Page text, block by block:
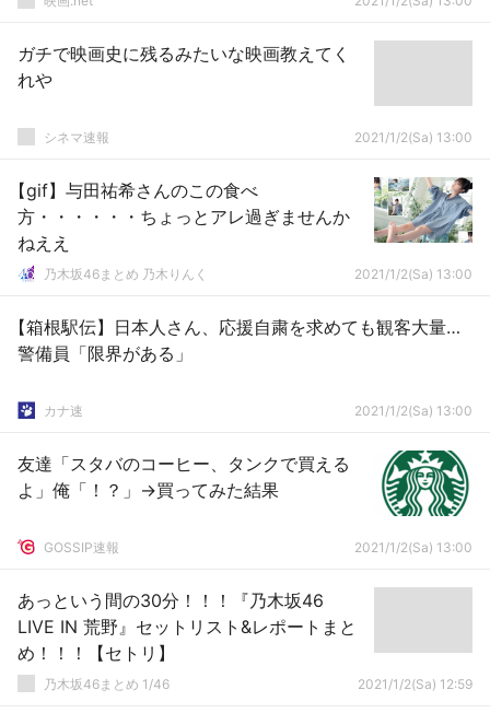
ガチで映画史に残るみたいな映画教えてく
れや
シネマ速報 2021/1/2(Sa) 13:00
【gif】与田祐希さんのこの食べ
方・・・・・・ちょっとアレ過ぎませんか
ねええ
乃木坂46まとめ 乃木りんく 2021/1/2(Sa) 13:00
【箱根駅伝】日本人さん、応援自粛を求めても観客大量…
警備員「限界がある」
カナ速 2021/1/2(Sa) 13:00
友達「スタバのコーヒー、タンクで買える
よ」俺「！？」→買ってみた結果
GOSSIP速報 2021/1/2(Sa) 13:00
あっという間の30分！！！『乃木坂46
LIVE IN 荒野』セットリスト&レポートまと
め！！！【セトリ】
乃木坂46まとめ 1/46 2021/1/2(Sa) 12:59